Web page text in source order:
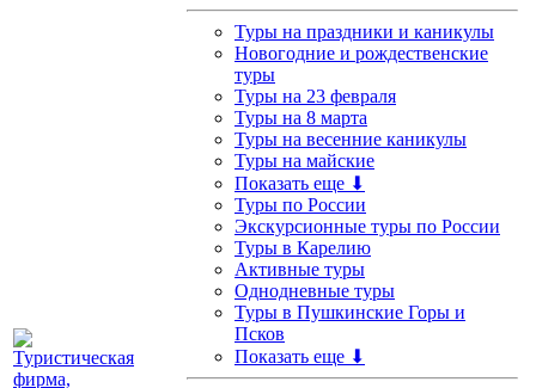
Туры на праздники и каникулы
Новогодние и рождественские
туры
Туры на 23 февраля
Туры на 8 марта
Туры на весенние каникулы
Туры на майские
Показать еще ⬇
Туры по России
Экскурсионные туры по России
Туры в Карелию
Активные туры
Однодневные туры
Туры в Пушкинские Горы и
Псков
Показать еще ⬇